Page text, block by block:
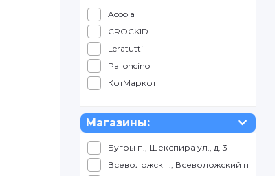
Acoola
CROCKID
Leratutti
Palloncino
КотМаркот
Магазины:
Бугры п., Шекспира ул., д. 3
Всеволожск г., Всеволожский пр., д. 57